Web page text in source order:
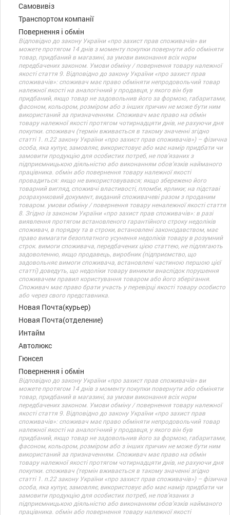
Самовивіз
Транспортом компанії
Повернення і обмін
Відповідно до закону України «про захист прав споживачів» ви
можете протягом 14 днів з моменту покупки повернути або обміняти
товар, придбаний в магазині, за умови виконання всіх норм
передбачених законом. Умови обміну / повернення товару належної
якості стаття 9. Відповідно до закону України «про захист прав
споживачів»: споживач має право обміняти непродовольчий товар
належної якості на аналогічний у продавця, у якого він був
придбаний, якщо товар не задовольнив його за формою, габаритами,
фасоном, кольором, розміром або з інших причин не може бути ним
використаний за призначенням. Споживач має право на обмін
товару належної якості протягом чотирнадцяти днів, не рахуючи дня
покупки. споживач (термін вживається в такому значенні згідно
статті 1. п.22 закону України «про захист прав споживачів») – фізична
особа, яка купує, замовляє, використовує або має намір придбати чи
замовити продукцію для особистих потреб, не пов’язаних з
підприємницькою діяльністю або виконанням обов’язків найманого
працівника. обмін або повернення товару належної якості
провадиться: якщо не використовувався; якщо збережено його
товарний вигляд, споживчі властивості, пломби, ярлики; на підставі
розрахунковий документ, виданий споживачеві разом з проданим
товаром. умови обміну / повернення товару неналежної якості стаття
8. Згідно із законом України «про захист прав споживачів»: в разі
виявлення протягом встановленого гарантійного строку недоліків
споживач, в порядку та в строки, встановлені законодавством, має
право вимагати безоплатного усунення недоліків товару в розумний
строк. вимоги споживача, передбачених цією статтею, не підлягають
задоволенню, якщо продавець, виробник (підприємство, що
задовольняє вимоги споживача, встановлені частиною першою цієї
статті) доведуть, що недоліки товару виникли внаслідок порушення
споживачем правил користування товаром або його зберігання.
Споживач має право брати участь у перевірці якості товару особисто
або через свого представника.
Новая Почта(курьер)
Новая Почта(отделение)
Интайм
Автолюкс
Гюнсел
Повернення і обмін
Відповідно до закону України «про захист прав споживачів» ви
можете протягом 14 днів з моменту покупки повернути або обміняти
товар, придбаний в магазині, за умови виконання всіх норм
передбачених законом. Умови обміну / повернення товару належної
якості стаття 9. Відповідно до закону України «про захист прав
споживачів»: споживач має право обміняти непродовольчий товар
належної якості на аналогічний у продавця, у якого він був
придбаний, якщо товар не задовольнив його за формою, габаритами,
фасоном, кольором, розміром або з інших причин не може бути ним
використаний за призначенням. Споживач має право на обмін
товару належної якості протягом чотирнадцяти днів, не рахуючи дня
покупки. споживач (термін вживається в такому значенні згідно
статті 1. п.22 закону України «про захист прав споживачів») – фізична
особа, яка купує, замовляє, використовує або має намір придбати чи
замовити продукцію для особистих потреб, не пов’язаних з
підприємницькою діяльністю або виконанням обов’язків найманого
працівника. обмін або повернення товару належної якості